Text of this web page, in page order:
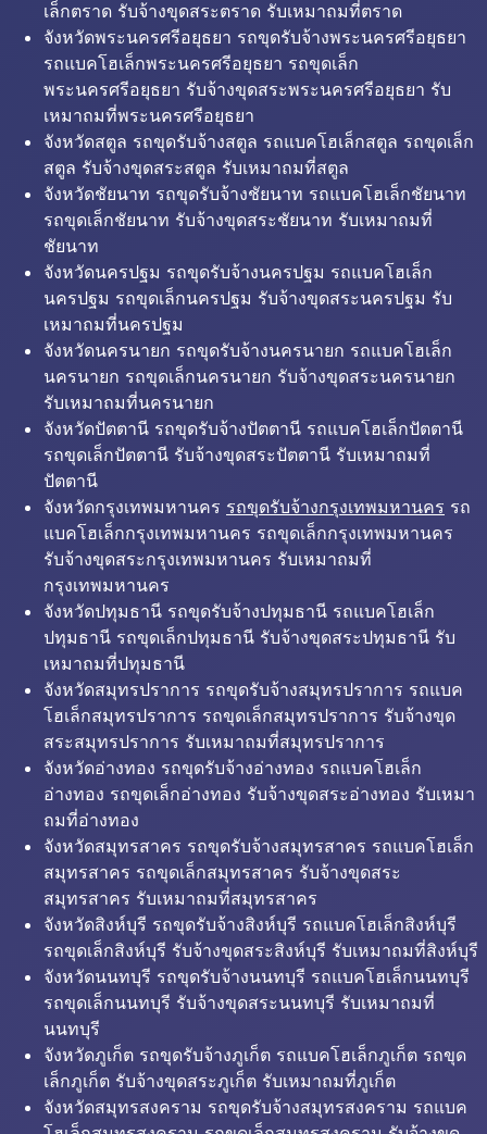
เล็กตราด รับจ้างขุดสระตราด รับเหมาถมที่ตราด
จังหวัดพระนครศรีอยุธยา รถขุดรับจ้างพระนครศรีอยุธยา
รถแบคโฮเล็กพระนครศรีอยุธยา รถขุดเล็ก
พระนครศรีอยุธยา รับจ้างขุดสระพระนครศรีอยุธยา รับ
เหมาถมที่พระนครศรีอยุธยา
จังหวัดสตูล รถขุดรับจ้างสตูล รถแบคโฮเล็กสตูล รถขุดเล็ก
สตูล รับจ้างขุดสระสตูล รับเหมาถมที่สตูล
จังหวัดชัยนาท รถขุดรับจ้างชัยนาท รถแบคโฮเล็กชัยนาท
รถขุดเล็กชัยนาท รับจ้างขุดสระชัยนาท รับเหมาถมที่
ชัยนาท
จังหวัดนครปฐม รถขุดรับจ้างนครปฐม รถแบคโฮเล็ก
นครปฐม รถขุดเล็กนครปฐม รับจ้างขุดสระนครปฐม รับ
เหมาถมที่นครปฐม
จังหวัดนครนายก รถขุดรับจ้างนครนายก รถแบคโฮเล็ก
นครนายก รถขุดเล็กนครนายก รับจ้างขุดสระนครนายก
รับเหมาถมที่นครนายก
จังหวัดปัตตานี รถขุดรับจ้างปัตตานี รถแบคโฮเล็กปัตตานี
รถขุดเล็กปัตตานี รับจ้างขุดสระปัตตานี รับเหมาถมที่
ปัตตานี
จังหวัดกรุงเทพมหานคร รถขุดรับจ้างกรุงเทพมหานคร รถ
แบคโฮเล็กกรุงเทพมหานคร รถขุดเล็กกรุงเทพมหานคร
รับจ้างขุดสระกรุงเทพมหานคร รับเหมาถมที่
กรุงเทพมหานคร
จังหวัดปทุมธานี รถขุดรับจ้างปทุมธานี รถแบคโฮเล็ก
ปทุมธานี รถขุดเล็กปทุมธานี รับจ้างขุดสระปทุมธานี รับ
เหมาถมที่ปทุมธานี
จังหวัดสมุทรปราการ รถขุดรับจ้างสมุทรปราการ รถแบค
โฮเล็กสมุทรปราการ รถขุดเล็กสมุทรปราการ รับจ้างขุด
สระสมุทรปราการ รับเหมาถมที่สมุทรปราการ
จังหวัดอ่างทอง รถขุดรับจ้างอ่างทอง รถแบคโฮเล็ก
อ่างทอง รถขุดเล็กอ่างทอง รับจ้างขุดสระอ่างทอง รับเหมา
ถมที่อ่างทอง
จังหวัดสมุทรสาคร รถขุดรับจ้างสมุทรสาคร รถแบคโฮเล็ก
สมุทรสาคร รถขุดเล็กสมุทรสาคร รับจ้างขุดสระ
สมุทรสาคร รับเหมาถมที่สมุทรสาคร
จังหวัดสิงห์บุรี รถขุดรับจ้างสิงห์บุรี รถแบคโฮเล็กสิงห์บุรี
รถขุดเล็กสิงห์บุรี รับจ้างขุดสระสิงห์บุรี รับเหมาถมที่สิงห์บุรี
จังหวัดนนทบุรี รถขุดรับจ้างนนทบุรี รถแบคโฮเล็กนนทบุรี
รถขุดเล็กนนทบุรี รับจ้างขุดสระนนทบุรี รับเหมาถมที่
นนทบุรี
จังหวัดภูเก็ต รถขุดรับจ้างภูเก็ต รถแบคโฮเล็กภูเก็ต รถขุด
เล็กภูเก็ต รับจ้างขุดสระภูเก็ต รับเหมาถมที่ภูเก็ต
จังหวัดสมุทรสงคราม รถขุดรับจ้างสมุทรสงคราม รถแบค